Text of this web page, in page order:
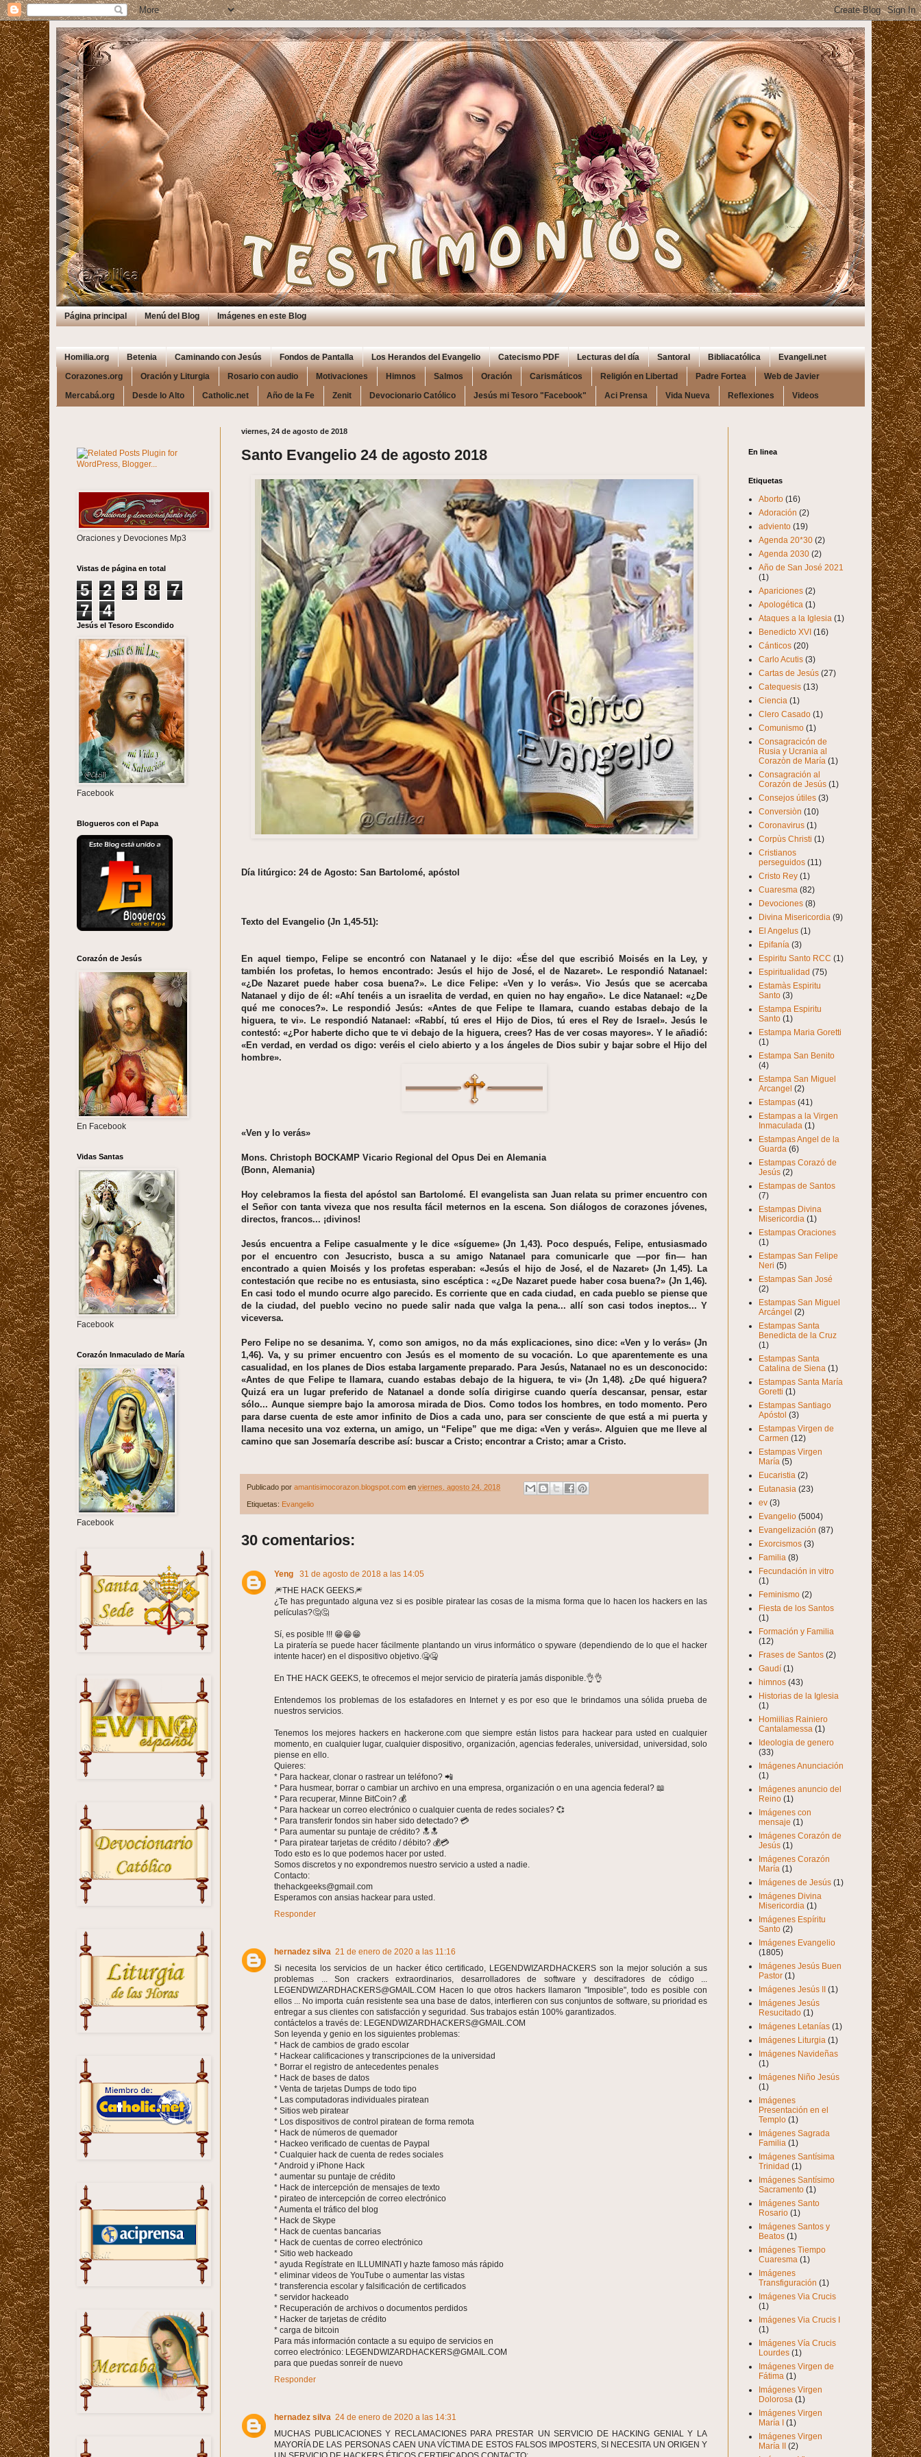
Página principal Menú del Blog Imágenes en este Blog
Homilia.org Betenia Caminando con Jesús Fondos de Pantalla Los Herandos del Evangelio Catecismo PDF Lecturas del día Santoral Bibliacatólica Evangeli.net
Corazones.org Oración y Liturgia Rosario con audio Motivaciones Himnos Salmos Oración Carismáticos Religión en Libertad Padre Fortea Web de Javier
Mercabá.org Desde lo Alto Catholic.net Año de la Fe Zenit Devocionario Católico Jesús mi Tesoro "Facebook" Aci Prensa Vida Nueva Reflexiones Videos
viernes, 24 de agosto de 2018
Santo Evangelio 24 de agosto 2018
Día litúrgico: 24 de Agosto: San Bartolomé, apóstol
Texto del Evangelio (Jn 1,45-51):
En aquel tiempo, Felipe se encontró con Natanael y le dijo: «Ése del que escribió Moisés en la Ley, y
también los profetas, lo hemos encontrado: Jesús el hijo de José, el de Nazaret». Le respondió Natanael:
«¿De Nazaret puede haber cosa buena?». Le dice Felipe: «Ven y lo verás». Vio Jesús que se acercaba
Natanael y dijo de él: «Ahí tenéis a un israelita de verdad, en quien no hay engaño». Le dice Natanael: «¿De
qué me conoces?». Le respondió Jesús: «Antes de que Felipe te llamara, cuando estabas debajo de la
higuera, te vi». Le respondió Natanael: «Rabbí, tú eres el Hijo de Dios, tú eres el Rey de Israel». Jesús le
contestó: «¿Por haberte dicho que te vi debajo de la higuera, crees? Has de ver cosas mayores». Y le añadió:
«En verdad, en verdad os digo: veréis el cielo abierto y a los ángeles de Dios subir y bajar sobre el Hijo del
hombre».
«Ven y lo verás»
Mons. Christoph BOCKAMP Vicario Regional del Opus Dei en Alemania
(Bonn, Alemania)
Hoy celebramos la fiesta del apóstol san Bartolomé. El evangelista san Juan relata su primer encuentro con
el Señor con tanta viveza que nos resulta fácil meternos en la escena. Son diálogos de corazones jóvenes,
directos, francos... ¡divinos!
Jesús encuentra a Felipe casualmente y le dice «sígueme» (Jn 1,43). Poco después, Felipe, entusiasmado
por el encuentro con Jesucristo, busca a su amigo Natanael para comunicarle que —por fin— han
encontrado a quien Moisés y los profetas esperaban: «Jesús el hijo de José, el de Nazaret» (Jn 1,45). La
contestación que recibe no es entusiasta, sino escéptica : «¿De Nazaret puede haber cosa buena?» (Jn 1,46).
En casi todo el mundo ocurre algo parecido. Es corriente que en cada ciudad, en cada pueblo se piense que
de la ciudad, del pueblo vecino no puede salir nada que valga la pena... allí son casi todos ineptos... Y
viceversa.
Pero Felipe no se desanima. Y, como son amigos, no da más explicaciones, sino dice: «Ven y lo verás» (Jn
1,46). Va, y su primer encuentro con Jesús es el momento de su vocación. Lo que aparentemente es una
casualidad, en los planes de Dios estaba largamente preparado. Para Jesús, Natanael no es un desconocido:
«Antes de que Felipe te llamara, cuando estabas debajo de la higuera, te vi» (Jn 1,48). ¿De qué higuera?
Quizá era un lugar preferido de Natanael a donde solía dirigirse cuando quería descansar, pensar, estar
sólo... Aunque siempre bajo la amorosa mirada de Dios. Como todos los hombres, en todo momento. Pero
para darse cuenta de este amor infinito de Dios a cada uno, para ser consciente de que está a mi puerta y
llama necesito una voz externa, un amigo, un “Felipe” que me diga: «Ven y verás». Alguien que me lleve al
camino que san Josemaría describe así: buscar a Cristo; encontrar a Cristo; amar a Cristo.
Publicado por amantisimocorazon.blogspot.com en viernes, agosto 24, 2018
Etiquetas: Evangelio
30 comentarios:
Yeng
31 de agosto de 2018 a las 14:05
🎆THE HACK GEEKS🎆
¿Te has preguntado alguna vez si es posible piratear las cosas de la misma forma que lo hacen los hackers en las
películas?🤔🤔
Sí, es posible !!! 😁😁😁
La piratería se puede hacer fácilmente plantando un virus informático o spyware (dependiendo de lo que el hacker
intente hacer) en el dispositivo objetivo.🤐🤐
En THE HACK GEEKS, te ofrecemos el mejor servicio de piratería jamás disponible.👌👌
Entendemos los problemas de los estafadores en Internet y es por eso que le brindamos una sólida prueba de
nuestros servicios.
Tenemos los mejores hackers en hackerone.com que siempre están listos para hackear para usted en cualquier
momento, en cualquier lugar, cualquier dispositivo, organización, agencias federales, universidad, universidad, solo
piense en ello.
Quieres:
* Para hackear, clonar o rastrear un teléfono? 📲
* Para husmear, borrar o cambiar un archivo en una empresa, organización o en una agencia federal? 📖
* Para recuperar, Minne BitCoin? 💰
* Para hackear un correo electrónico o cualquier cuenta de redes sociales? 💞
* Para transferir fondos sin haber sido detectado? 💳
* Para aumentar su puntaje de crédito? 🔝🔝
* Para piratear tarjetas de crédito / débito? 💰💳
Todo esto es lo que podemos hacer por usted.
Somos discretos y no expondremos nuestro servicio a usted a nadie.
Contacto:
thehackgeeks@gmail.com
Esperamos con ansias hackear para usted.
Responder
hernadez silva 21 de enero de 2020 a las 11:16
Si necesita los servicios de un hacker ético certificado, LEGENDWIZARDHACKERS son la mejor solución a sus
problemas ... Son crackers extraordinarios, desarrolladores de software y descifradores de código ...
LEGENDWIZARDHACKERS@GMAIL.COM Hacen lo que otros hackers llamaron "Imposible", todo es posible con
ellos ... No importa cuán resistente sea una base de datos, interfieren con sus conjuntos de software, su prioridad es
entregar a sus clientes con satisfacción y seguridad. Sus trabajos están 100% garantizados.
contáctelos a través de: LEGENDWIZARDHACKERS@GMAIL.COM
Son leyenda y genio en los siguientes problemas:
* Hack de cambios de grado escolar
* Hackear calificaciones y transcripciones de la universidad
* Borrar el registro de antecedentes penales
* Hack de bases de datos
* Venta de tarjetas Dumps de todo tipo
* Las computadoras individuales piratean
* Sitios web piratear
* Los dispositivos de control piratean de forma remota
* Hack de números de quemador
* Hackeo verificado de cuentas de Paypal
* Cualquier hack de cuenta de redes sociales
* Android y iPhone Hack
* aumentar su puntaje de crédito
* Hack de intercepción de mensajes de texto
* pirateo de intercepción de correo electrónico
* Aumenta el tráfico del blog
* Hack de Skype
* Hack de cuentas bancarias
* Hack de cuentas de correo electrónico
* Sitio web hackeado
* ayuda Regístrate en ILLUMINATI y hazte famoso más rápido
* eliminar videos de YouTube o aumentar las vistas
* transferencia escolar y falsificación de certificados
* servidor hackeado
* Recuperación de archivos o documentos perdidos
* Hacker de tarjetas de crédito
* carga de bitcoin
Para más información contacte a su equipo de servicios en
correo electrónico: LEGENDWIZARDHACKERS@GMAIL.COM
para que puedas sonreír de nuevo
Responder
hernadez silva 24 de enero de 2020 a las 14:31
MUCHAS PUBLICACIONES Y RECLAMACIONES PARA PRESTAR UN SERVICIO DE HACKING GENIAL Y LA
MAYORÍA DE LAS PERSONAS CAEN UNA VÍCTIMA DE ESTOS FALSOS IMPOSTERS, SI NECESITA UN ORIGEN Y
Oraciones y Devociones Mp3
Vistas de página en total
5 2 3 8
7
7
4
Jesús el Tesoro Escondido
Facebook
Blogueros con el Papa
Corazón de Jesús
En Facebook
Vidas Santas
Facebook
Corazón Inmaculado de María
Facebook
En linea
Etiquetas
Aborto (16)
Adoración (2)
adviento (19)
Agenda 20*30 (2)
Agenda 2030 (2)
Año de San José 2021
(1)
Apariciones (2)
Apologética (1)
Ataques a la Iglesia (1)
Benedicto XVI (16)
Cánticos (20)
Carlo Acutis (3)
Cartas de Jesús (27)
Catequesis (13)
Ciencia (1)
Clero Casado (1)
Comunismo (1)
Consagracicón de
Rusia y Ucrania al
Corazòn de María (1)
Consagración al
Corazón de Jesús (1)
Consejos útiles (3)
Conversiòn (10)
Coronavirus (1)
Corpùs Christi (1)
Cristianos
perseguidos (11)
Cristo Rey (1)
Cuaresma (82)
Devociones (8)
Divina Misericordia (9)
El Angelus (1)
Epifanía (3)
Espiritu Santo RCC (1)
Espiritualidad (75)
Estamàs Espiritu
Santo (3)
Estampa Espiritu
Santo (1)
Estampa Maria Goretti
(1)
Estampa San Benito
(4)
Estampa San Miguel
Arcangel (2)
Estampas (41)
Estampas a la Virgen
Inmaculada (1)
Estampas Angel de la
Guarda (6)
Estampas Corazó de
Jesús (2)
Estampas de Santos
(7)
Estampas Divina
Misericordia (1)
Estampas Oraciones
(1)
Estampas San Felipe
Neri (5)
Estampas San José
(2)
Estampas San Miguel
Arcángel (2)
Estampas Santa
Benedicta de la Cruz
(1)
Estampas Santa
Catalina de Siena (1)
Estampas Santa María
Goretti (1)
Estampas Santiago
Apóstol (3)
Estampas Virgen de
Carmen (12)
Estampas Virgen
María (5)
Eucaristia (2)
Eutanasia (23)
ev (3)
Evangelio (5004)
Evangelización (87)
Exorcismos (3)
Familia (8)
Fecundación in vitro
(1)
Feminismo (2)
Fiesta de los Santos
(1)
Formación y Familia
(12)
Frases de Santos (2)
Gaudí (1)
himnos (43)
Historias de la Iglesia
(1)
Homiilias Rainiero
Cantalamessa (1)
Ideologia de genero
(33)
Imágenes Anunciación
(1)
Imágenes anuncio del
Reino (1)
Imágenes con
mensaje (1)
Imágenes Corazón de
Jesús (1)
Imágenes Corazón
María (1)
Imágenes de Jesús (1)
Imágenes Divina
Misericordia (1)
Imágenes Espíritu
Santo (2)
Imágenes Evangelio
(1805)
Imágenes Jesús Buen
Pastor (1)
Imágenes Jesús II (1)
Imágenes Jesús
Resucitado (1)
Imágenes Letanías (1)
Imágenes Liturgia (1)
Imágenes Navideñas
(1)
Imágenes Niño Jesús
(1)
Imágenes
Presentación en el
Templo (1)
Imágenes Sagrada
Familia (1)
Imágenes Santísima
Trinidad (1)
Imágenes Santísimo
Sacramento (1)
Imágenes Santo
Rosario (1)
Imágenes Santos y
Beatos (1)
Imágenes Tiempo
Cuaresma (1)
Imágenes
Transfiguración (1)
Imágenes Via Crucis
(1)
Imágenes Via Crucis I
(1)
Imágenes Vía Crucis
Lourdes (1)
Imágenes Virgen de
Fátima (1)
Imágenes Virgen
Dolorosa (1)
Imágenes Virgen
María I (1)
Imágenes Virgen
María II (2)